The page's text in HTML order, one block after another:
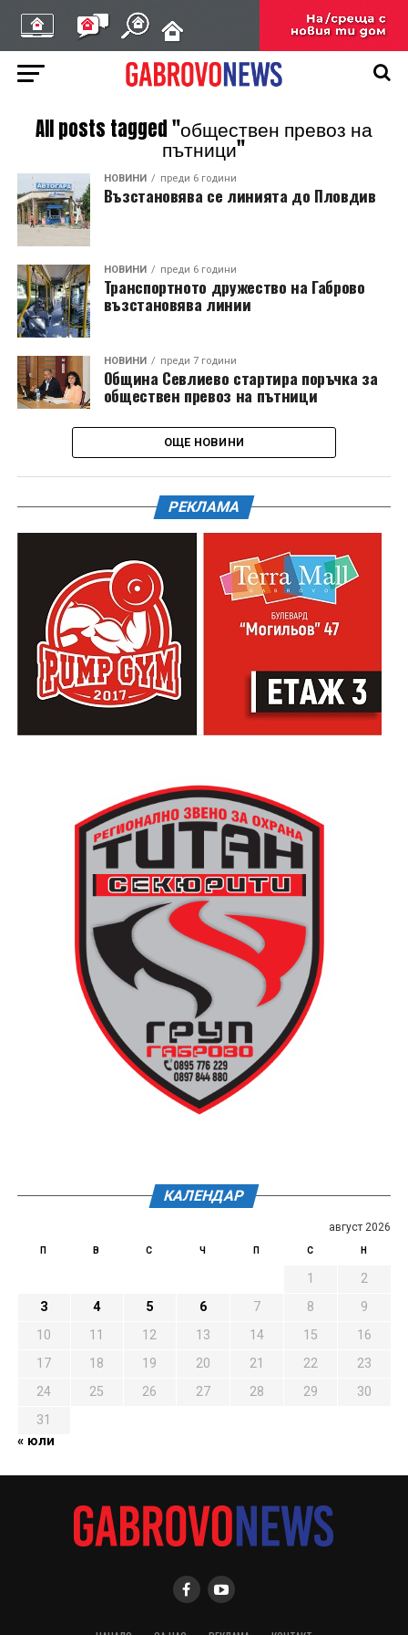
All posts tagged "обществен превоз на
пътници"
НОВИНИ преди 6 години
Възстановява се линията до Пловдив
НОВИНИ преди 6 години
Транспортното дружество на Габрово
възстановява линии
НОВИНИ преди 7 години
Община Севлиево стартира поръчка за
обществен превоз на пътници
ОЩЕ НОВИНИ
РЕКЛАМА
КАЛЕНДАР
август 2026
П В С Ч П С Н
1
2
3
4 5 6 7 8
9
10
11 12 13 14 15
16
17
18 19 20 21 22
23
24
25 26 27 28 29
30
31
« юли